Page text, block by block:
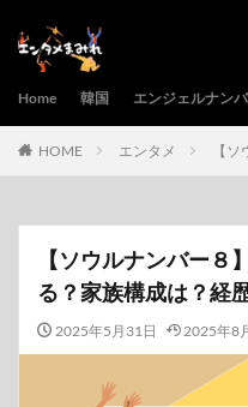
Home 韓国 エンジェルナン
HOME エンタメ 【
【ソウルナンバー８
る？家族構成は？経
2025年5月31日 2025年8